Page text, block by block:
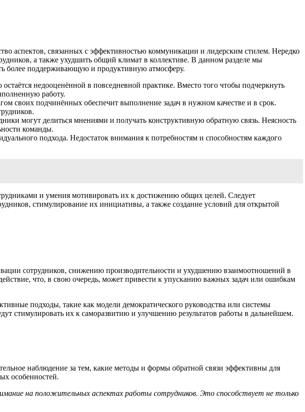
аспектов, связанных с эффективностью коммуникации и лидерским стилем. Нередко
а также ухудшить общий климат в коллективе. В данном разделе мы
более поддерживающую и продуктивную атмосферу.
недооценённой в повседневной практике. Вместо того чтобы подчеркнуть
работу.
своих подчинённых обеспечит выполнение задач в нужном качестве и в срок.
могут делиться мнениями и получать конструктивную обратную связь. Неясность
команды.
подхода. Недостаток внимания к потребностям и способностям каждого
и умения мотивировать их к достижению общих целей. Следует
стимулирование их инициативы, а также создание условий для открытой
сотрудников, снижению производительности и ухудшению взаимоотношений в
что, в свою очередь, может привести к упусканию важных задач или ошибкам
подходы, такие как модели демократического руководства или системы
стимулировать их к саморазвитию и улучшению результатов работы в дальнейшем.
наблюдение за тем, какие методы и формы обратной связи эффективны для
особенностей.
на положительных аспектах работы сотрудников. Это способствует не только